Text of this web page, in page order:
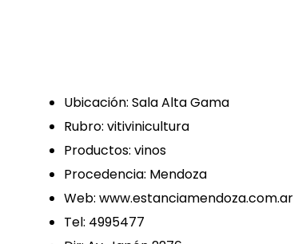
Ubicación: Sala Alta Gama
Rubro: vitivinicultura
Productos: vinos
Procedencia: Mendoza
Web: www.estanciamendoza.com.ar
Tel: 4995477